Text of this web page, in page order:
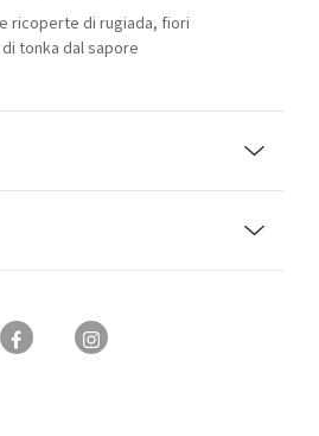
ricoperte di rugiada, fiori
tonka dal sapore